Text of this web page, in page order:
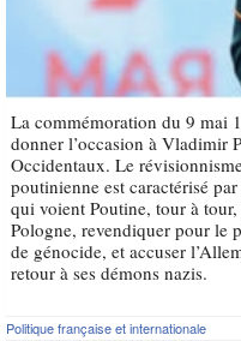
La commémoration du 9 mai
donner l’occasion à Vladimir
Occidentaux. Le
poutinienne est caractérisé
qui voient Poutine, tour à
Pologne, revendiquer pour le
de génocide, et accuser
retour à ses démons nazis.
Politique française et internationale